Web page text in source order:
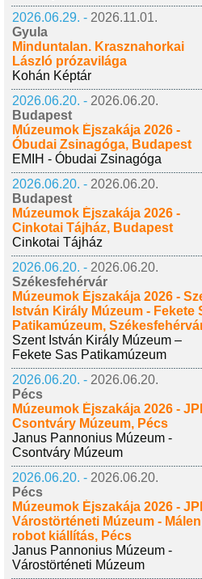
2026.06.29. - 2026.11.01.
Gyula
Minduntalan. Krasznahorkai
László prózavilága
Kohán Képtár
2026.06.20. - 2026.06.20.
Budapest
Múzeumok Éjszakája 2026 -
Óbudai Zsinagóga, Budapest
EMIH - Óbudai Zsinagóga
2026.06.20. - 2026.06.20.
Budapest
Múzeumok Éjszakája 2026 -
Cinkotai Tájház, Budapest
Cinkotai Tájház
2026.06.20. - 2026.06.20.
Székesfehérvár
Múzeumok Éjszakája 2026 -
István Király Múzeum - Fekete
Patikamúzeum,
Szent István Király Múzeum –
Fekete Sas Patikamúzeum
2026.06.20. - 2026.06.20.
Pécs
Múzeumok Éjszakája 2026 -
Csontváry Múzeum, Pécs
Janus Pannonius Múzeum -
Csontváry Múzeum
2026.06.20. - 2026.06.20.
Pécs
Múzeumok Éjszakája 2026 -
Várostörténeti Múzeum -
robot kiállítás, Pécs
Janus Pannonius Múzeum -
Várostörténeti Múzeum